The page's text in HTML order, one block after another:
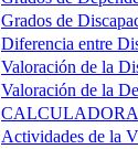
Grados de
Diferencia entre
Valoración de la
Valoración de la
Actividades de la